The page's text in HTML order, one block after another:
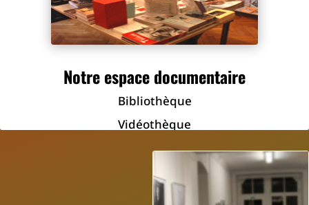
Notre espace documentaire
Bibliothèque
Vidéothèque